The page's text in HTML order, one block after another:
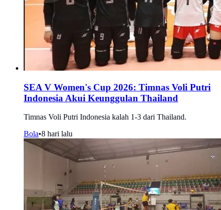
SEA V Women's Cup 2026: Timnas Voli Putri
Indonesia Akui Keunggulan Thailand
Timnas Voli Putri Indonesia kalah 1-3 dari Thailand.
Bola•8 hari lalu